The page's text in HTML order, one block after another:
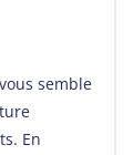
semble
En